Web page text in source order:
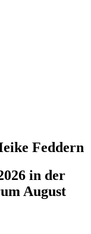
Feddern
in der
August